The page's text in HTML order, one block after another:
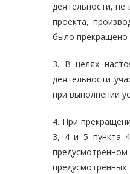
деятельности, не
проекта,
было прекращено
3. В целях
деятельности
при выполнении
4. При
3, 4 и 5 пункта